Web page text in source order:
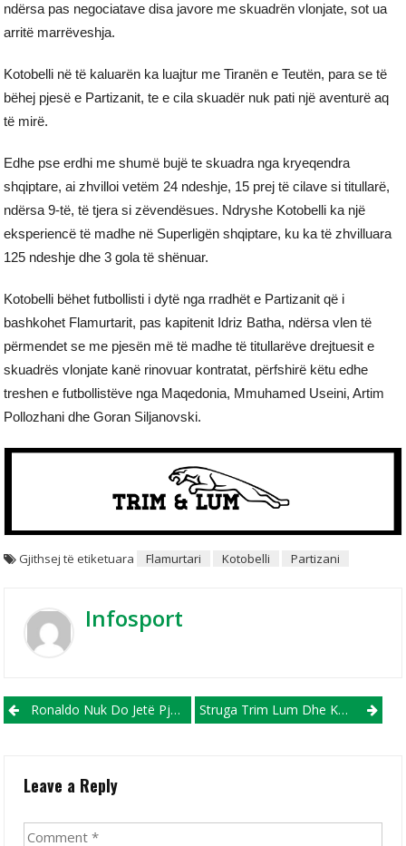
ndërsa pas negociatave disa javore me skuadrën vlonjate, sot ua
arritë marrëveshja.
Kotobelli në të kaluarën ka luajtur me Tiranën e Teutën, para se të
bëhej pjesë e Partizanit, te e cila skuadër nuk pati një aventurë aq
të mirë.
Edhe pse erdhi me shumë bujë te skuadra nga kryeqendra
shqiptare, ai zhvilloi vetëm 24 ndeshje, 15 prej të cilave si titullarë,
ndërsa 9-të, të tjera si zëvendësues. Ndryshe Kotobelli ka një
eksperiencë të madhe në Superligën shqiptare, ku ka të zhvilluara
125 ndeshje dhe 3 gola të shënuar.
Kotobelli bëhet futbollisti i dytë nga rradhët e Partizanit që i
bashkohet Flamurtarit, pas kapitenit Idriz Batha, ndërsa vlen të
përmendet se me pjesën më të madhe të titullarëve drejtuesit e
skuadrës vlonjate kanë rinovuar kontratat, përfshirë këtu edhe
treshen e futbollistëve nga Maqedonia, Mmuhamed Useini, Artim
Pollozhani dhe Goran Siljanovski.
Gjithsej të etiketuara Flamurtari Kotobelli Partizani
Infosport
Post navigation
Ronaldo Nuk Do Jetë Pjesë E Turneut Parasezonal Të Juves Në SHBA Struga Trim Lum Dhe Korabi Ndahen Miqësisht
Leave a Reply